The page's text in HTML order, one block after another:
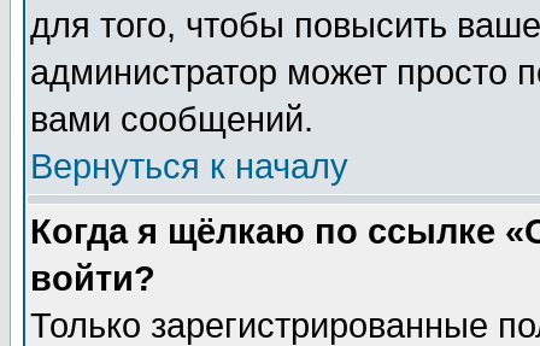
для того, чтобы повысить
администратор может просто
вами сообщений.
Вернуться к началу
Когда я щёлкаю по ссылке
войти?
Только зарегистрированные